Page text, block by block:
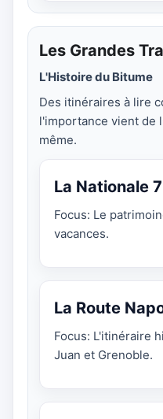
Les Grandes
L'Histoire du Bitume
Des itinéraires à lire
l'importance vient de
même.
La Nationale 7
Focus: Le
vacances.
La Route
Focus: L'itinéraire
Juan et Grenoble.